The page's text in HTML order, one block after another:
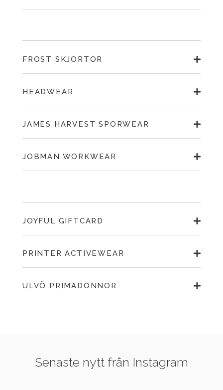
FROST SKJORTOR
HEADWEAR
JAMES HARVEST SPORWEAR
JOBMAN WORKWEAR
JOYFUL GIFTCARD
PRINTER ACTIVEWEAR
ULVÖ PRIMADONNOR
Senaste nytt från Instagram